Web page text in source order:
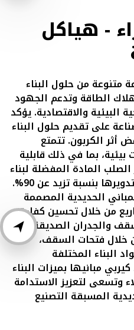
- هياكل
متنوعة من حلول البناء
الطاقة وتدعم الجهود
البيئية والاقتصادية. يؤكد
على تقديم حلول البناء
الكربون. تتمتع
بما في ذلك قابلية
الصلب المادة المفضلة لبناء
المباني، والتي يمكن إعادة تدويرها بنسبة تزيد عن 90%.
الحديدية المصممة
من خلال تحسين كفاءة
والجدران الصديقة
خلال فتحات السقف،
البناء المختلفة
مبانيها بميزات البناء
وتسعى لتعزيز الاستدامة
المسبقة التصنيع